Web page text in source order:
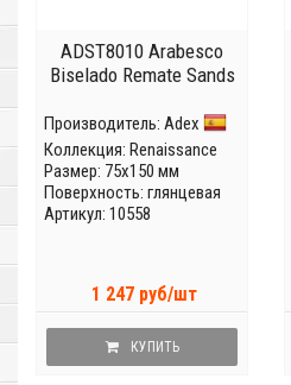
ADST8010 Arabesco
Biselado Remate Sands
Производитель: Adex
Коллекция: Renaissance
Размер: 75x150 мм
Поверхность: глянцевая
Артикул: 10558
1 247 руб/шт
КУПИТЬ